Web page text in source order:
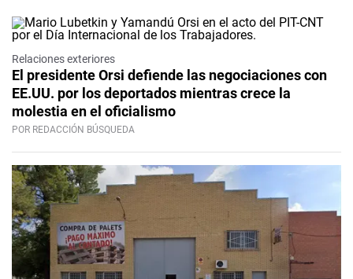
Relaciones exteriores
El presidente Orsi defiende las negociaciones con
EE.UU. por los deportados mientras crece la
molestia en el oficialismo
POR REDACCIÓN BÚSQUEDA